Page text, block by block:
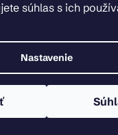
súhlas s ich
Nastavenie